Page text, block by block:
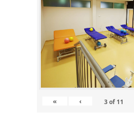
« ‹ 3of 11